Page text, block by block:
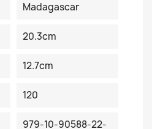
Madagascar
20.3cm
12.7cm
120
979-10-90588-22-